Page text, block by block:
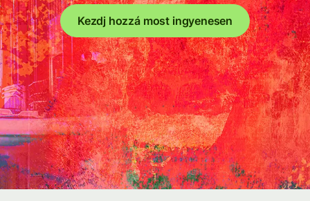
Kezdj hozzá most ingyenesen